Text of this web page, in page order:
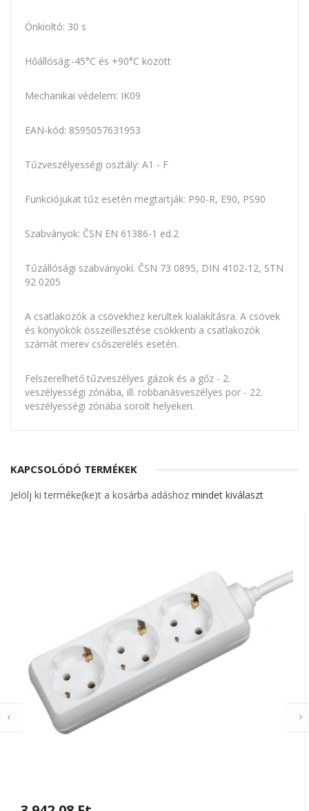
Önkioltó: 30 s
Hőállóság:-45°C és +90°C között
Mechanikai védelem: IK09
EAN-kód: 8595057631953
Tűzveszélyességi osztály: A1 - F
Funkciójukat tűz esetén megtartják: P90-R, E90, PS90
Szabványok: ČSN EN 61386-1 ed.2
Tűzállósági szabványokí. ČSN 73 0895, DIN 4102-12, STN
92 0205
A csatlakozók a csövekhez kerültek kialakításra. A csövek
és könyökök összeillesztése csökkenti a csatlakozók
számát merev csőszerelés esetén.
Felszerelhető tűzveszélyes gázok és a gőz - 2.
veszélyességi zónába, ill. robbanásveszélyes por - 22.
veszélyességi zónába sorolt helyeken.
KAPCSOLÓDÓ TERMÉKEK
Jelölj ki terméke(ke)t a kosárba adáshoz mindet kiválaszt